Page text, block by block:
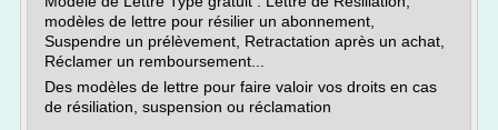
modèles de lettre pour résilier un abonnement,
Suspendre un prélèvement, Retractation après un achat,
Réclamer un remboursement...
Des modèles de lettre pour faire valoir vos droits en cas
de résiliation, suspension ou réclamation